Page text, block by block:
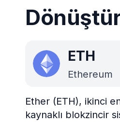
ETH
Ethereum
Ether (ETH), ikinci
kaynaklı blokzincir